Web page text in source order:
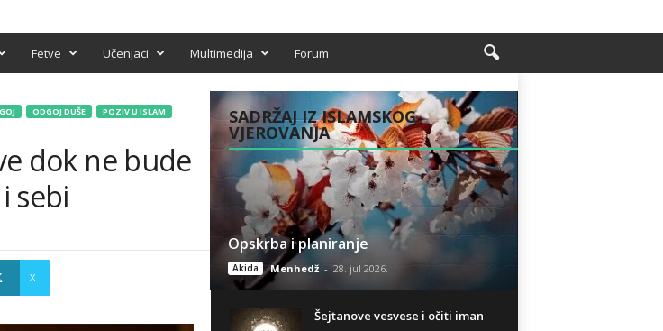
Fetve Učenjaci Multimedija Forum
ODGOJ DUŠE
POZIV U ISLAM
dok ne bude
sebi
X
SADRŽAJ IZ ISLAMSKOG
VJEROVANJA
Opskrba i planiranje
Akida Menhedž - 28. jul 2026.
Šejtanove vesvese i očiti iman